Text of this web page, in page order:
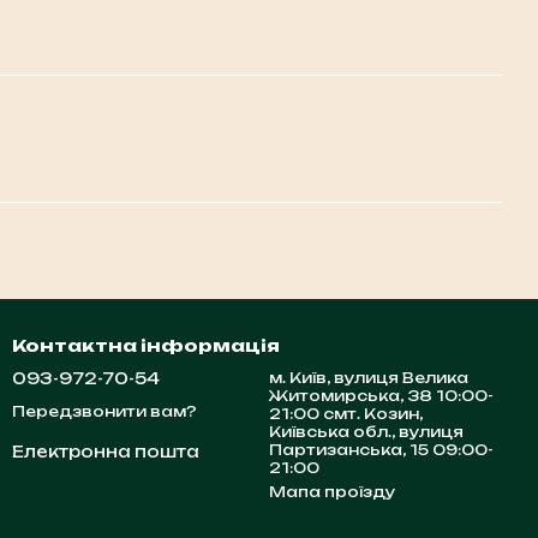
Контактна інформація
093-972-70-54
Передзвонити вам?
Електронна пошта
м. Київ, вулиця Велика
Житомирська, 38 10:00-
21:00 смт. Козин,
Київська обл., вулиця
Партизанська, 15 09:00-
21:00
Мапа проїзду